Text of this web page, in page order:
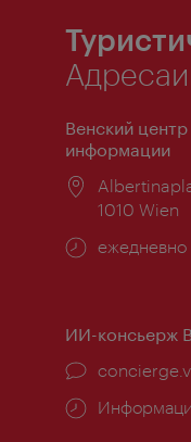
Венский
информации
1010 Wien
Часы
ИИ-консьерж